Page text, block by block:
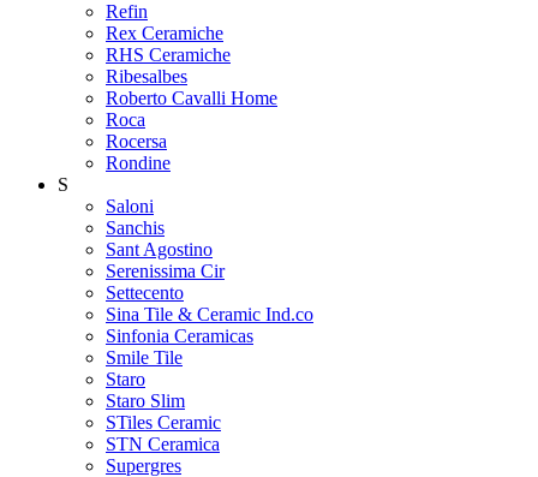
Refin
Rex Ceramiche
RHS Ceramiche
Ribesalbes
Roberto Cavalli Home
Roca
Rocersa
Rondine
S
Saloni
Sanchis
Sant Agostino
Serenissima Cir
Settecento
Sina Tile & Ceramic Ind.co
Sinfonia Ceramicas
Smile Tile
Staro
Staro Slim
STiles Ceramic
STN Ceramica
Supergres